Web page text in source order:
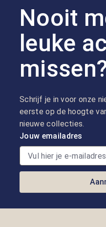
Nooit
leuke
Schrijf je in voor onze
eerste op de hoogte
nieuwe collecties.
Jouw emailadres